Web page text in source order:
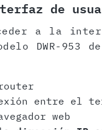
de
a la
DWR-953
entre el
web